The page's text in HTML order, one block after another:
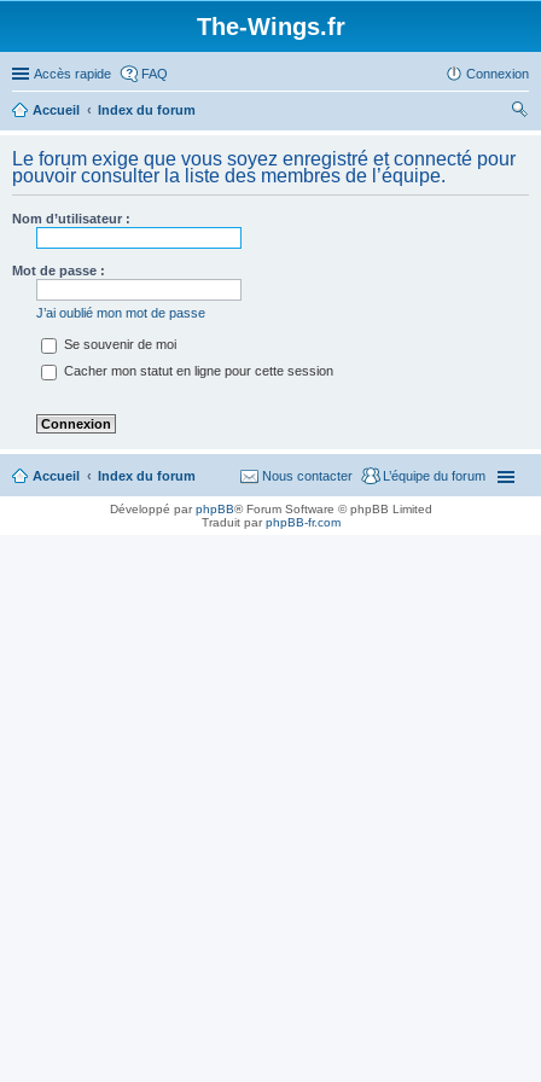
The-Wings.fr
Accès rapide FAQ Connexion
Accueil
Index du forum
her
ch
Le forum exige que vous soyez enregistré et connecté pour
pouvoir consulter la liste des membres de l’équipe.
Nom d’utilisateur :
Mot de passe :
J’ai oublié mon mot de passe
Se souvenir de moi
Cacher mon statut en ligne pour cette session
Accueil Index du forum L’équipe du forum
Nous contacter
Développé parphpBB® Forum Software © phpBB Limited
Traduit parphpBB-fr.com